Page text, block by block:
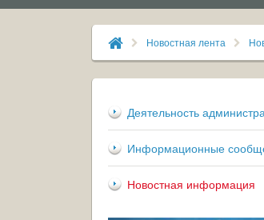
Новостная лента
Деятельность
Информационные
Новостная информация